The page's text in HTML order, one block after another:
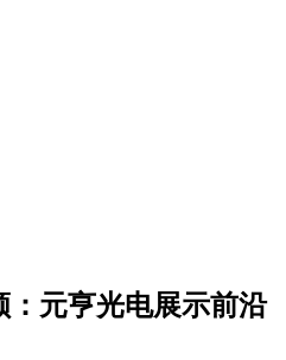
：元亨光电展示前沿